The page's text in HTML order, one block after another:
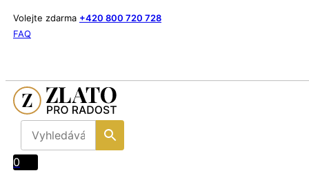
Volejte zdarma +420 800 720 728
FAQ
0